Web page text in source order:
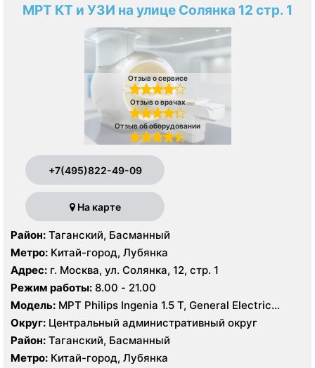
МРТ КТ и УЗИ на улице Солянка 12 стр. 1
Отзыв о сервисе
Отзыв о врачах
Отзыв об оборудовании
+7(495)822-49-09
На карте
Район: Таганский, Басманный
Метро: Китай-город, Лубянка
Адрес: г. Москва, ул. Солянка, 12, стр. 1
Режим работы: 8.00 - 21.00
Модель: МРТ Philips Ingenia 1.5 Т, General Electric
Healthcare 3.0 Т, КТ Philips Ingeniuty 64 среза, GE
Revolution evo 128 срезов, УЗИ Philips iE33 X-matrix
Округ: Центральный административный округ
Район: Таганский, Басманный
Метро: Китай-город, Лубянка